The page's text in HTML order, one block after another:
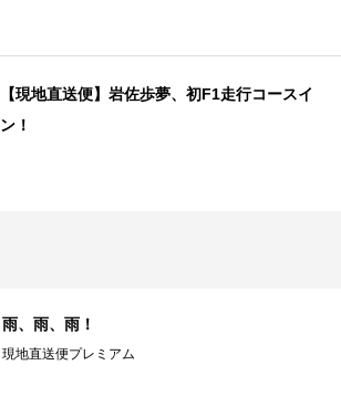
【現地直送便】岩佐歩夢、初F1走行コースイ
ン！
雨、雨、雨！
現地直送便プレミアム